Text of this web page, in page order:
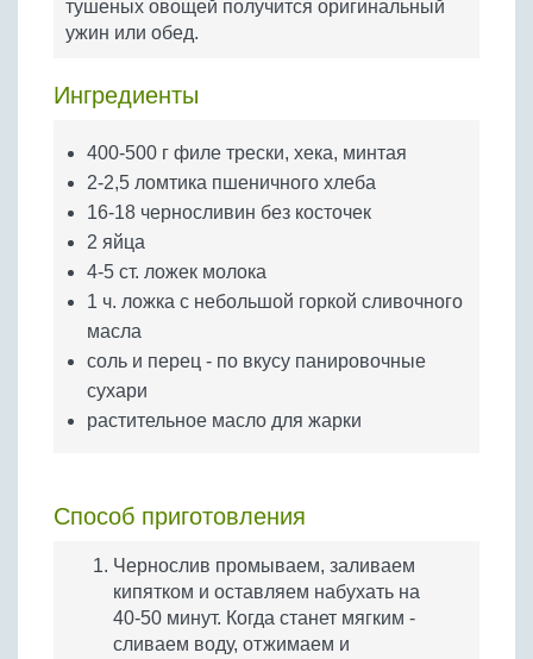
Бобовые
тушеных овощей получится оригинальный
ужин или обед.
Ингредиенты
400-500 г филе трески, хека, минтая
2-2,5 ломтика пшеничного хлеба
16-18 черносливин без косточек
2 яйца
4-5 ст. ложек молока
1 ч. ложка с небольшой горкой сливочного
масла
соль и перец - по вкусу панировочные
сухари
растительное масло для жарки
Способ приготовления
Чернослив промываем, заливаем
кипятком и оставляем набухать на
40-50 минут. Когда станет мягким -
сливаем воду, отжимаем и